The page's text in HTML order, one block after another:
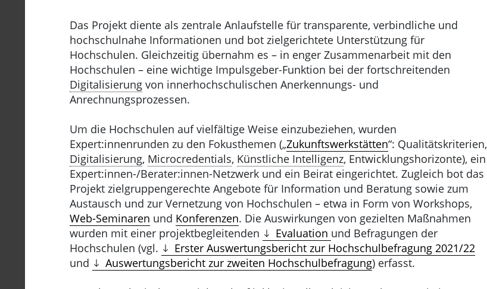
Das Projekt diente als zentrale Anlaufstelle für transparente, verbindliche und
hochschulnahe Informationen und bot zielgerichtete Unterstützung für
Hochschulen. Gleichzeitig übernahm es – in enger Zusammenarbeit mit den
Hochschulen – eine wichtige Impulsgeber-Funktion bei der fortschreitenden
Digitalisierung von innerhochschulischen Anerkennungs- und
Anrechnungsprozessen.
Um die Hochschulen auf vielfältige Weise einzubeziehen, wurden
Expert:innenrunden zu den Fokusthemen („Zukunftswerkstätten“: Qualitätskriterien,
Digitalisierung, Microcredentials, Künstliche Intelligenz, Entwicklungshorizonte), ein
Expert:innen-/Berater:innen-Netzwerk und ein Beirat eingerichtet. Zugleich bot das
Projekt zielgruppengerechte Angebote für Information und Beratung sowie zum
Austausch und zur Vernetzung von Hochschulen – etwa in Form von Workshops,
Web-Seminaren und Konferenzen. Die Auswirkungen von gezielten Maßnahmen
wurden mit einer projektbegleitenden
Evaluation und Befragungen der
Hochschulen (vgl.
Erster Auswertungsbericht zur Hochschulbefragung 2021/22
und
Auswertungsbericht zur zweiten Hochschulbefragung) erfasst.